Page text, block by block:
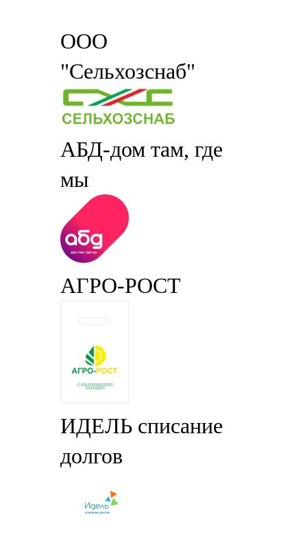
ООО
"Сельхозснаб"
АБД-дом там, где
мы
АГРО-РОСТ
ИДЕЛЬ списание
долгов